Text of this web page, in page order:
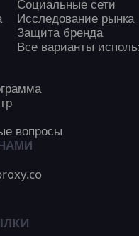
Социальные сети
Исследование рынка
Защита бренда
Все варианты
вопросы